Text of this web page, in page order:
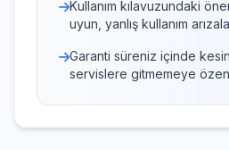
Kullanım kılavuzundaki
uyun, yanlış kullanım
Garanti süreniz içinde
servislere gitmemeye